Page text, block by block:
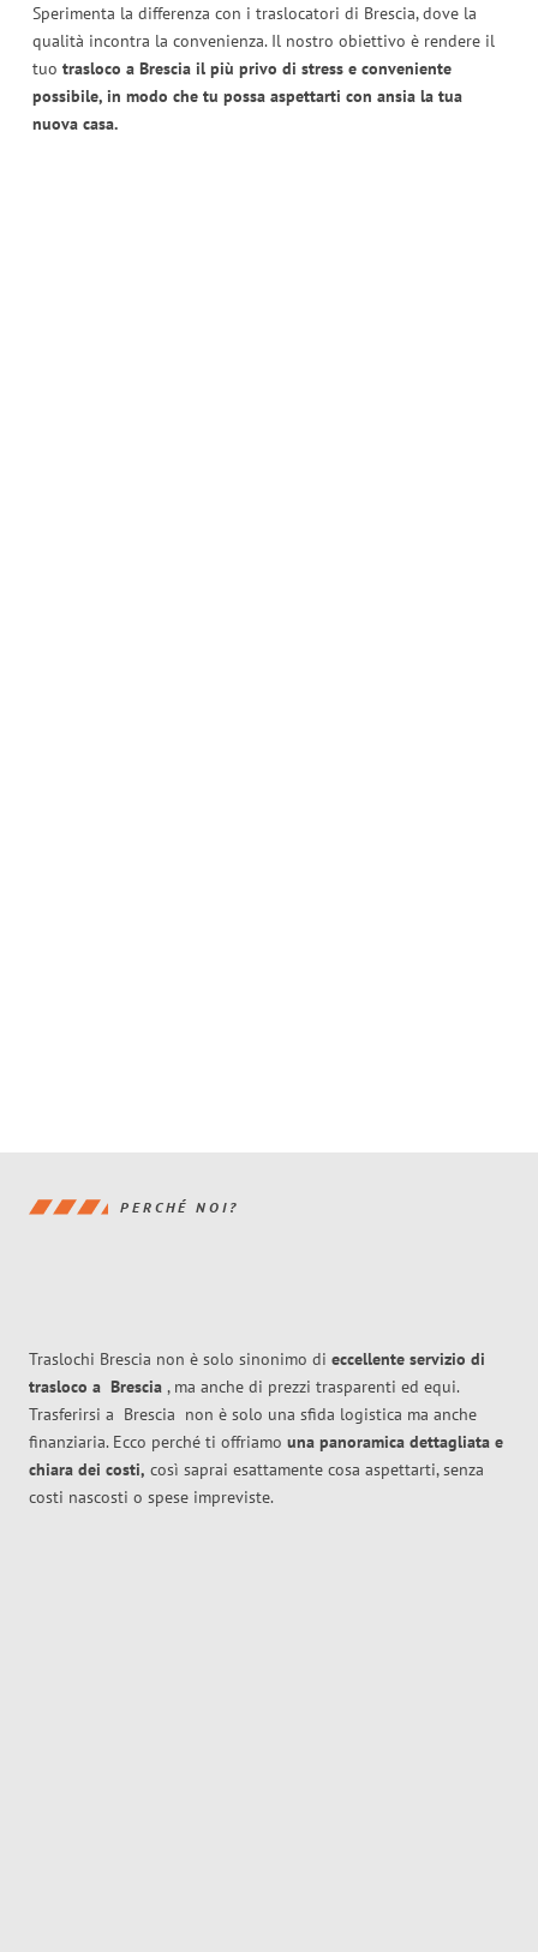
Sperimenta la differenza con i traslocatori di Brescia, dove la
qualità incontra la convenienza. Il nostro obiettivo è rendere il
tuo trasloco a Brescia il più privo di stress e conveniente
possibile, in modo che tu possa aspettarti con ansia la tua
nuova casa.
PERCHÉ NOI?
Traslochi Brescia non è solo sinonimo di eccellente servizio di
trasloco a Brescia , ma anche di prezzi trasparenti ed equi.
Trasferirsi a Brescia non è solo una sfida logistica ma anche
finanziaria. Ecco perché ti offriamo una panoramica dettagliata e
chiara dei costi, così saprai esattamente cosa aspettarti, senza
costi nascosti o spese impreviste.